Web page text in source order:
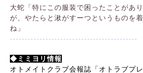
大蛇「特にこの服装で困ったことがあ
が、やたらと湫がすーつというものを
ね」
-------------------------------------------
◆ミミヨリ情報
オトメイトクラブ会報誌「オトラブプ